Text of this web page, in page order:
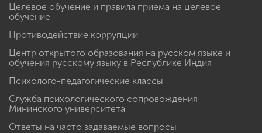
Целевое обучение и правила приема на целевое
обучение
Противодействие коррупции
Центр открытого образования на русском языке и
обучения русскому языку в Республике Индия
Психолого-педагогические классы
Служба психологического сопровождения
Мининского университета
Ответы на часто задаваемые вопросы